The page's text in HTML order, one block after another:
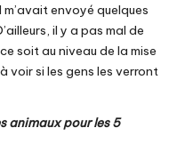
il m’avait envoyé quelques
il y a pas mal de
soit au niveau de la mise
voir si les gens les verront
animaux pour les 5